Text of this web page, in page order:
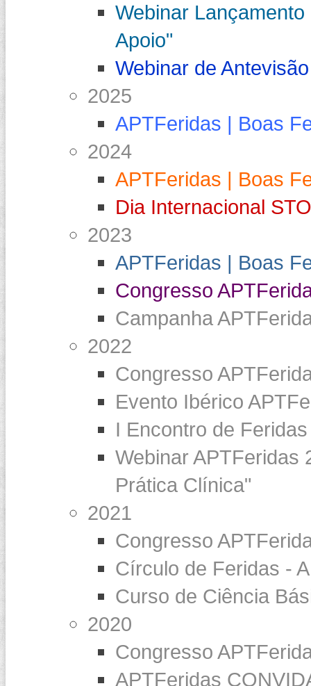
Webinar
Apoio"
Webinar de
2025
APTFeridas | Boas
2024
APTFeridas | Boas
Dia Internacional
2023
APTFeridas | Boas
Congresso
Campanha
2022
Congresso
Evento Ibérico
I Encontro de
Webinar APTFeridas
Prática Clínica"
2021
Congresso
Círculo de Feridas -
Curso de Ciência
2020
Congresso
APTFeridas